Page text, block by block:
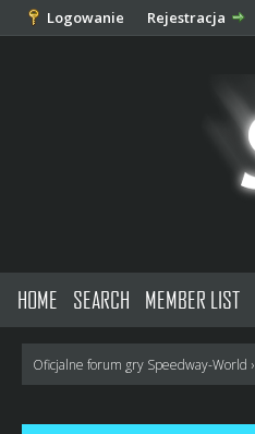
Logowanie Rejestracja
HOME SEARCH MEMBER LIST
Oficjalne forum gry Speedway-World ›